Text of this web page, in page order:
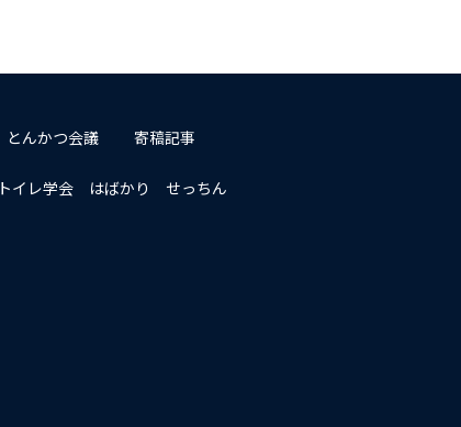
とんかつ会議 寄稿記事
トイレ学会 はばかり せっちん